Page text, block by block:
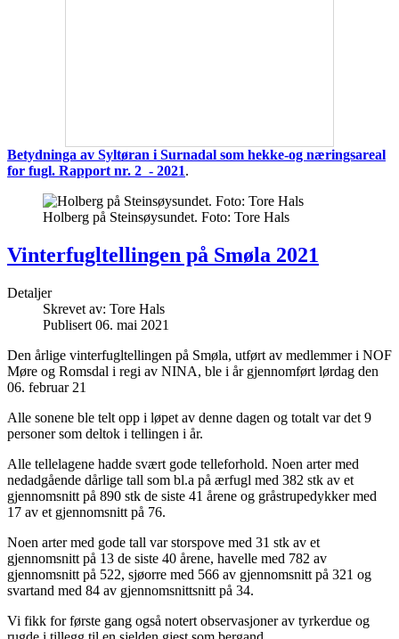
Betydninga av Syltøran i Surnadal som hekke-og næringsareal
for fugl. Rapport nr. 2 - 2021.
Holberg på Steinsøysundet. Foto: Tore Hals
Vinterfugltellingen på Smøla 2021
Detaljer
Skrevet av: Tore Hals
Publisert 06. mai 2021
Den årlige vinterfugltellingen på Smøla, utført av medlemmer i NOF
Møre og Romsdal i regi av NINA, ble i år gjennomført lørdag den
06. februar 21
Alle sonene ble telt opp i løpet av denne dagen og totalt var det 9
personer som deltok i tellingen i år.
Alle tellelagene hadde svært gode telleforhold. Noen arter med
nedadgående dårlige tall som bl.a på ærfugl med 382 stk av et
gjennomsnitt på 890 stk de siste 41 årene og gråstrupedykker med
17 av et gjennomsnitt på 76.
Noen arter med gode tall var storspove med 31 stk av et
gjennomsnitt på 13 de siste 40 årene, havelle med 782 av
gjennomsnitt på 522, sjøorre med 566 av gjennomsnitt på 321 og
svartand med 84 av gjennomsnittsnitt på 34.
Vi fikk for første gang også notert observasjoner av tyrkerdue og